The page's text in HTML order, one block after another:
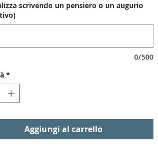
scrivendo un pensiero o un augurio
0/500
*
Aggiungi al carrello